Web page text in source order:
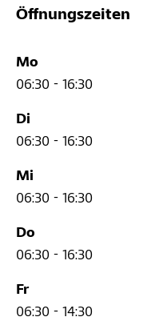
Öffnungszeiten
Mo
06:30 - 16:30
Di
06:30 - 16:30
Mi
06:30 - 16:30
Do
06:30 - 16:30
Fr
06:30 - 14:30